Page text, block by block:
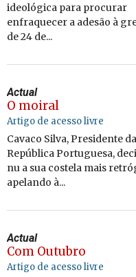
ideológica para procurar
enfraquecer a adesão à
de 24 de...
Actual
O moiral
Artigo de acesso livre
Cavaco Silva, Presidente da
República Portuguesa,
nu a sua costela mais
apelando à...
Actual
Com Outubro
Artigo de acesso livre